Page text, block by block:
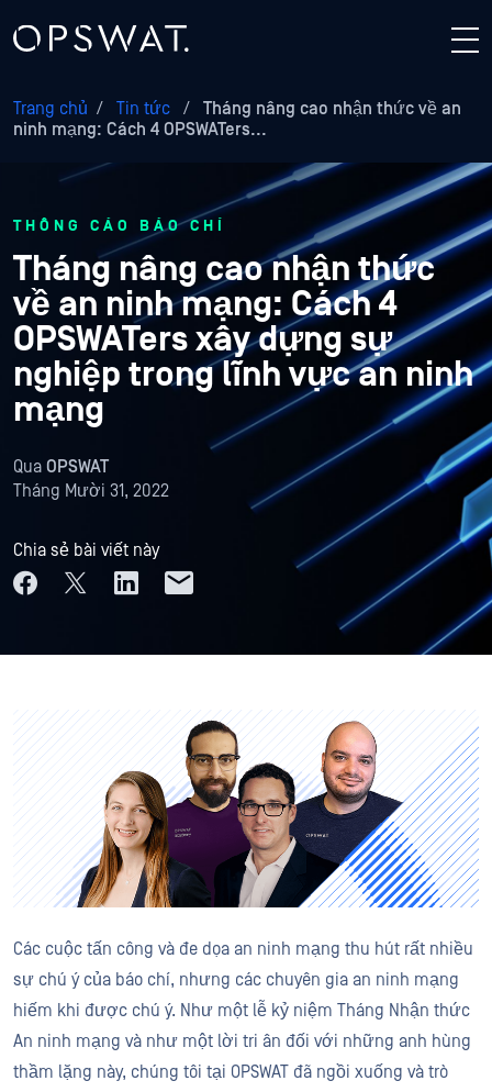
Trang chủ / Tin tức /
Tháng nâng cao nhận thức về an
ninh mạng: Cách 4 OPSWATers...
THÔNG CÁO BÁO CHÍ
Tháng nâng cao nhận thức
về an ninh mạng: Cách 4
OPSWATers xây dựng sự
nghiệp trong lĩnh vực an ninh
mạng
Qua OPSWAT
Tháng Mười 31, 2022
Chia sẻ bài viết này
Các cuộc tấn công và đe dọa an ninh mạng thu hút rất nhiều
sự chú ý của báo chí, nhưng các chuyên gia an ninh mạng
hiếm khi được chú ý. Như một lễ kỷ niệm Tháng Nhận thức
An ninh mạng và như một lời tri ân đối với những anh hùng
thầm lặng này, chúng tôi tại OPSWAT đã ngồi xuống và trò